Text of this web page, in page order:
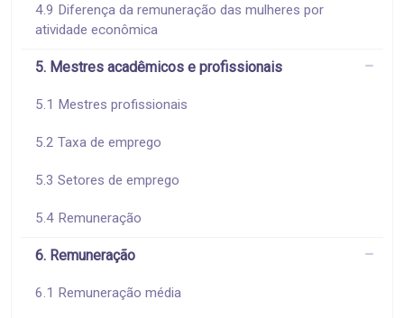
4.9 Diferença da remuneração das mulheres por
atividade econômica
5. Mestres acadêmicos e profissionais
5.1 Mestres profissionais
5.2 Taxa de emprego
5.3 Setores de emprego
5.4 Remuneração
6. Remuneração
6.1 Remuneração média